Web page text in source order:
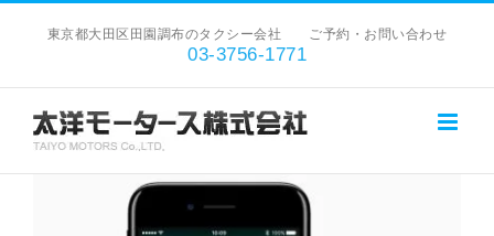
東京都大田区田園調布のタクシー会社 ご予約・お問い合わせ
03-3756-1771